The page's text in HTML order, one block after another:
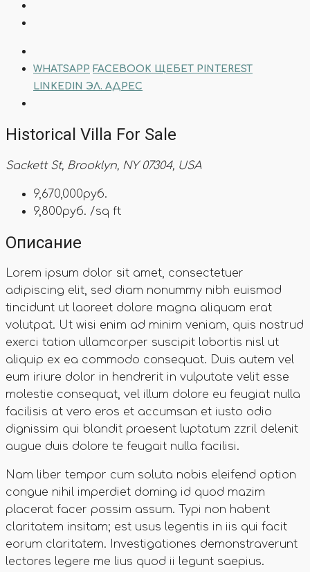
WHATSAPP FACEBOOK ЩЕБЕТ PINTEREST
LINKEDIN ЭЛ. АДРЕС
Historical Villa For Sale
Sackett St, Brooklyn, NY 07304, USA
9,670,000руб.
9,800руб. /sq ft
Описание
Lorem ipsum dolor sit amet, consectetuer
adipiscing elit, sed diam nonummy nibh euismod
tincidunt ut laoreet dolore magna aliquam erat
volutpat. Ut wisi enim ad minim veniam, quis nostrud
exerci tation ullamcorper suscipit lobortis nisl ut
aliquip ex ea commodo consequat. Duis autem vel
eum iriure dolor in hendrerit in vulputate velit esse
molestie consequat, vel illum dolore eu feugiat nulla
facilisis at vero eros et accumsan et iusto odio
dignissim qui blandit praesent luptatum zzril delenit
augue duis dolore te feugait nulla facilisi.
Nam liber tempor cum soluta nobis eleifend option
congue nihil imperdiet doming id quod mazim
placerat facer possim assum. Typi non habent
claritatem insitam; est usus legentis in iis qui facit
eorum claritatem. Investigationes demonstraverunt
lectores legere me lius quod ii legunt saepius.